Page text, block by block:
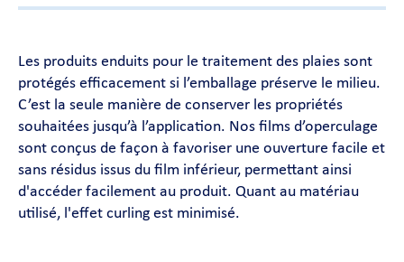
Les produits enduits pour le traitement des plaies sont
protégés efficacement si l’emballage préserve le milieu.
C’est la seule manière de conserver les propriétés
souhaitées jusqu’à l’application. Nos films d’operculage
sont conçus de façon à favoriser une ouverture facile et
sans résidus issus du film inférieur, permettant ainsi
d'accéder facilement au produit. Quant au matériau
utilisé, l'effet curling est minimisé.